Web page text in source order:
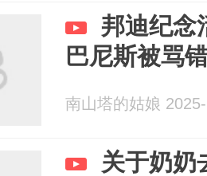
邦迪纪念
巴尼斯被骂
南山塔的姑娘
关于奶奶